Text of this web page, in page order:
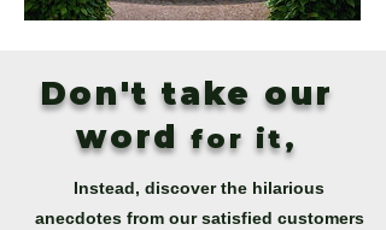
Don't take our
word for it,
Instead, discover the hilarious
anecdotes from our satisfied customers